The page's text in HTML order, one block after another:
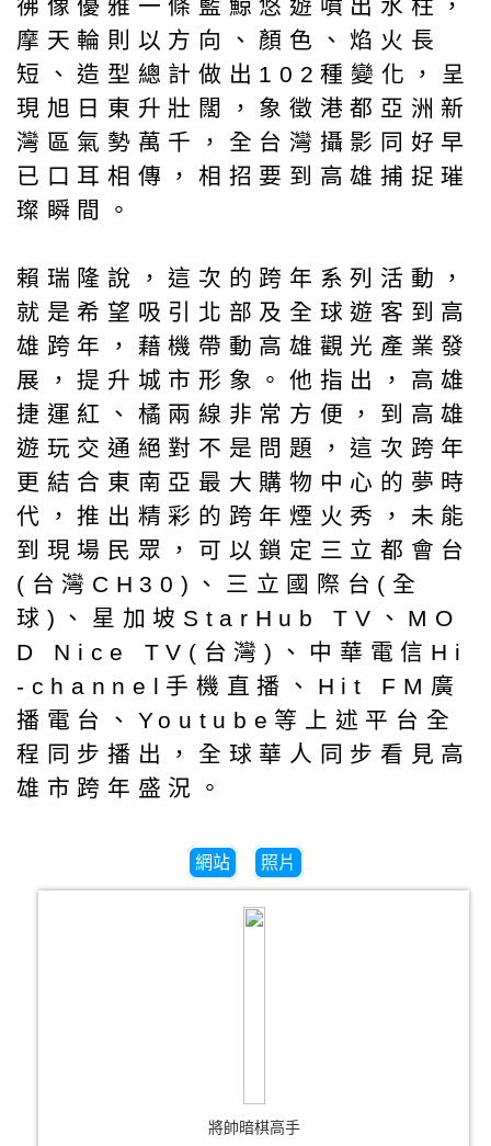
彿像優雅一條藍鯨悠遊噴出水柱，
摩天輪則以方向、顏色、焰火長
短、造型總計做出102種變化，呈
現旭日東升壯闊，象徵港都亞洲新
灣區氣勢萬千，全台灣攝影同好早
已口耳相傳，相招要到高雄捕捉璀
璨瞬間。
賴瑞隆說，這次的跨年系列活動，
就是希望吸引北部及全球遊客到高
雄跨年，藉機帶動高雄觀光產業發
展，提升城市形象。他指出，高雄
捷運紅、橘兩線非常方便，到高雄
遊玩交通絕對不是問題，這次跨年
更結合東南亞最大購物中心的夢時
代，推出精彩的跨年煙火秀，未能
到現場民眾，可以鎖定三立都會台
(台灣CH30)、三立國際台(全
球)、星加坡StarHub TV、MO
D Nice TV(台灣)、中華電信Hi
-channel手機直播、Hit FM廣
播電台、Youtube等上述平台全
程同步播出，全球華人同步看見高
雄市跨年盛況。
網站 照片
將帥暗棋高手